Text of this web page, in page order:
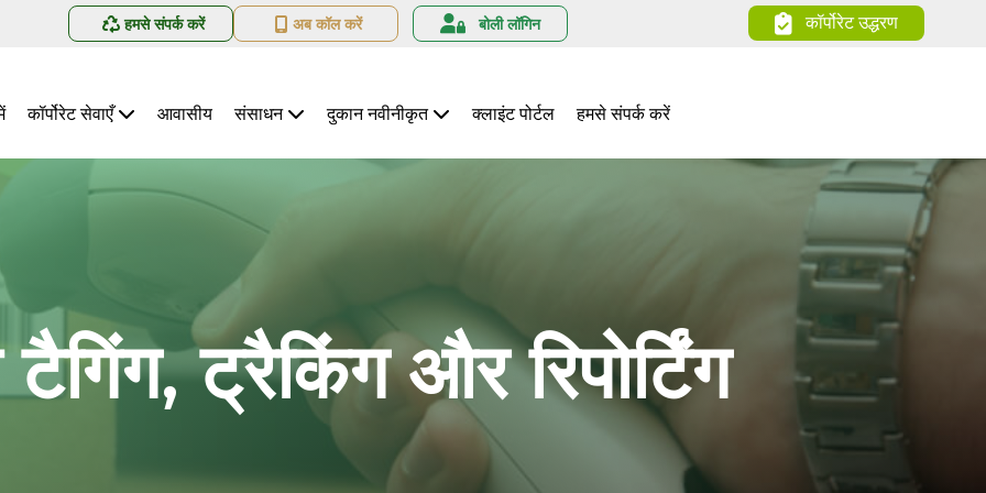
हमसे संपर्क करें अब कॉल करें बोली लॉगिन कॉर्पोरेट उद्धरण
कॉर्पोरेट सेवाएँ आवासीय संसाधन दुकान नवीनीकृत क्लाइंट पोर्टल हमसे संपर्क करें
टैगिंग, ट्रैकिंग और रिपोर्टिंग